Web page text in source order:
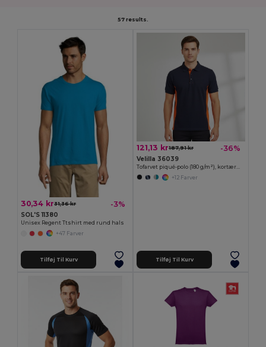
57 results.
30,34 kr31,36 kr -3%
SOL'S 11380
Unisex Regent Ttshirt med rund hals
+47 Farver
Tilføj Til Kurv
121,13 kr187,91 kr -36%
Velilla 36039
Tofarvet piqué-polo (180 g/m²), kortærmet, i bomuld (60 %) og polyester
+12 Farver
Tilføj Til Kurv